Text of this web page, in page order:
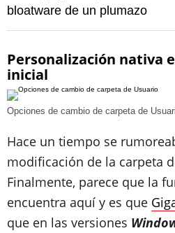
bloatware de un plumazo
Personalización nativa
inicial
Opciones de cambio de carpeta de
Hace un tiempo se
modificación de la carpeta
Finalmente, parece que la
encuentra aquí y es que
que en las versiones